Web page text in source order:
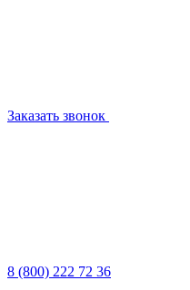
Заказать звонок
8 (800) 222 72 36